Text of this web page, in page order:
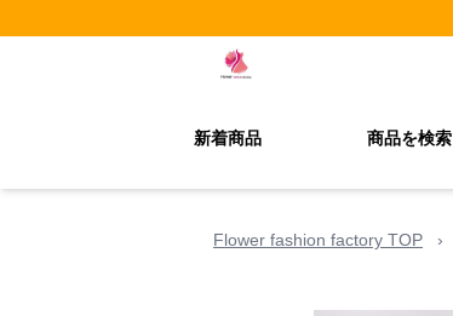
新着商品 商品を検索
Flower fashion factory TOP ›